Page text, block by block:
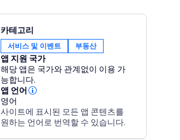
카테고리
서비스 및 이벤트 부동산
앱 지원 국가
해당 앱은 국가와 관계없이 이용 가
능합니다.
앱 언어
영어
사이트에 표시된 모든 앱 콘텐츠를
원하는 언어로 번역할 수 있습니다.